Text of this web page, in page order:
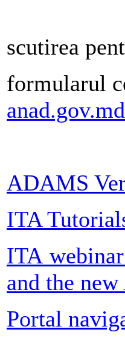
scutirea
formularul
anad.gov.md
ADAMS
ITA
ITA
and the
Portal